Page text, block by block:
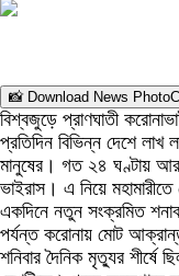
📸 Download News
বিশ্বজুড়ে প্রাণঘাতী
প্রতিদিন বিভিন্ন দেশে
মানুষের। গত ২৪ ঘণ্টায়
ভাইরাস। এ নিয়ে
একদিনে নতুন সংক্রমিত
পর্যন্ত করোনায় মোট
শনিবার দৈনিক মৃত্যুর শীর্ষে